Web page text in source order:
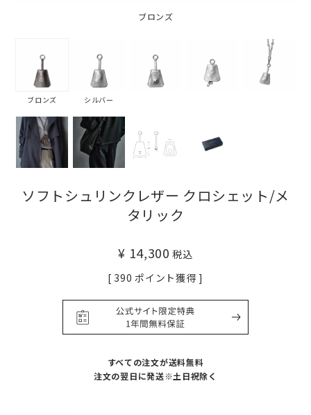
ブロンズ
ブロンズ シルバー
ソフトシュリンクレザー クロシェット/メ
タリック
¥ 14,300 税込
[ 390 ポイント獲得 ]
すべての注文が送料無料
注文の翌日に発送※土日祝除く